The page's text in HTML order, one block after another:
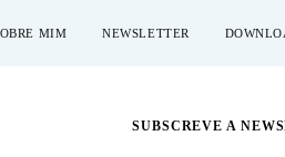
MIM NEWSLETTER
SUBSCREVE A